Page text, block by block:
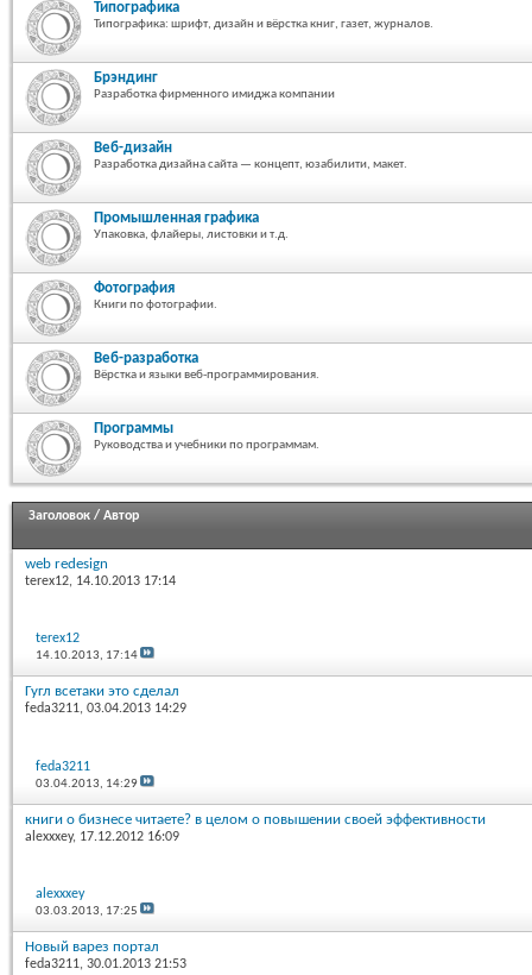
Типографика
Типографика: шрифт, дизайн и вёрстка книг, газет, журналов.
Брэндинг
Разработка фирменного имиджа компании
Веб-дизайн
Разработка дизайна сайта — концепт, юзабилити, макет.
Промышленная графика
Упаковка, флайеры, листовки и т.д.
Фотография
Книги по фотографии.
Веб-разработка
Вёрстка и языки веб-программирования.
Программы
Руководства и учебники по программам.
Заголовок / Автор
web redesign
terex12, 14.10.2013 17:14
terex12
14.10.2013, 17:14
Гугл всетаки это сделал
feda3211, 03.04.2013 14:29
feda3211
03.04.2013, 14:29
книги о бизнесе читаете? в целом о повышении своей эффективности
alexxxey, 17.12.2012 16:09
alexxxey
03.03.2013, 17:25
Новый варез портал
feda3211, 30.01.2013 21:53